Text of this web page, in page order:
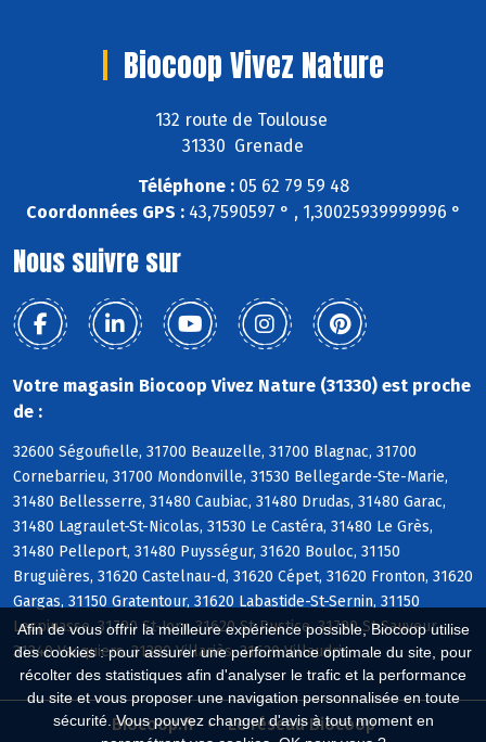
Afin de vous offrir la meilleure expérience possible, Biocoop utilise
des cookies : pour assurer une performance optimale du site, pour
récolter des statistiques afin d'analyser le trafic et la performance
du site et vous proposer une navigation personnalisée en toute
sécurité. Vous pouvez changer d'avis à tout moment en
Biocoop Vivez Nature
132 route de Toulouse
31330 Grenade
Téléphone :05 62 79 59 48
Coordonnées GPS :43,7590597 ° , 1,30025939999996 °
Nous suivre sur
Votre magasin Biocoop Vivez Nature (31330) est proche
de :
32600 Ségoufielle, 31700 Beauzelle, 31700 Blagnac, 31700
Cornebarrieu, 31700 Mondonville, 31530 Bellegarde-Ste-Marie,
31480 Bellesserre, 31480 Caubiac, 31480 Drudas, 31480 Garac,
31480 Lagraulet-St-Nicolas, 31530 Le Castéra, 31480 Le Grès,
31480 Pelleport, 31480 Puysségur, 31620 Bouloc, 31150
Bruguières, 31620 Castelnau-d, 31620 Cépet, 31620 Fronton, 31620
Gargas, 31150 Gratentour, 31620 Labastide-St-Sernin, 31150
Lespinasse, 31790 St-Jory, 31620 St-Rustice, 31790 St-Sauveur,
31340 Vacquiers, 31380 Villariès, 31620 Villaudric
Biocoop.fr Le réseau Biocoop